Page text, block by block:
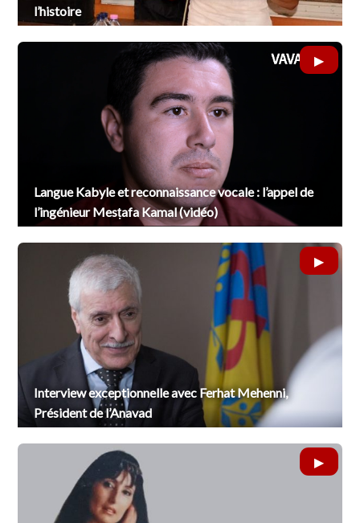
l’histoire
Langue Kabyle et reconnaissance vocale : l’appel de
l’ingénieur Mesṭafa Kamal (vidéo)
Interview exceptionnelle avec Ferhat Mehenni,
Président de l’Anavad